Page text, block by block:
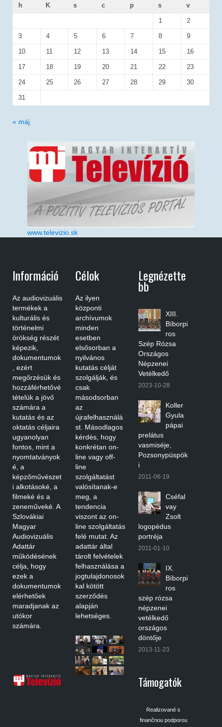
h
K s c p s v
1 2
3 4 5 6 7 8 9
10 11 12 13 14 15 16
17 18 19 20 21 22 23
24 25 26 27 28 29 30
31
« máj
www.televizio.sk
Információ
Az audiovizuális
termékek a
kulturális és
történelmi
örökség részét
képezik,
dokumentumok
, ezért
megőrzésük és
hozzáférhetővé
tételük a jövő
számára a
kutatás és az
oktatás céljaira
ugyanolyan
fontos, mint a
nyomtatványok
é, a
képzőművészet
i alkotásoké, a
filmeké és a
zeneműveké. A
Szlovákiai
Magyar
Audiovizuális
Adattár
működésének
célja, hogy
ezek a
dokumentumok
elérhetőek
maradjanak az
utókor
számára.
Célok
Az ilyen
központi
archívumok
minden
esetben
elsősorban a
nyilvános
kutatás célját
szolgálják, és
csak
másodsorban
az
újrafelhasználá
st. Másodlagos
kérdés, hogy
konkrétan on-
line vagy off-
line
szolgáltatást
valósítanak-e
meg, a
tendencia
viszont az on-
line szolgáltatás
felé mutat. Az
adattár által
tárolt felvételek
felhasználása a
jogtulajdonosok
kal kötött
szerződés
alapján
lehetséges.
Legnézette
Bb
XIII.
Bíborpi
ros
Szép Rózsa
Országos
Népzenei
Vetélkedő
2023-10-28
Koller
Gyula
pápai
prelátus
vasmiséje,
Pozsonypüspök
i
2011-06-19
Cséfal
vay
Zsolt
logopédus
portréja
2011-01-10
IX.
Bíborpi
ros
szép rózsa
népzenei
vetélkedő
országos
döntője
2013-11-23
Támogatók
Realizované s
finančnou podporou